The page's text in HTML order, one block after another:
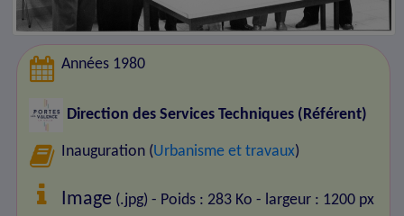
Années 1980
Direction des Services Techniques (Référent)
Inauguration (Urbanisme et travaux)
Image (.jpg) - Poids : 283 Ko - largeur : 1200 px